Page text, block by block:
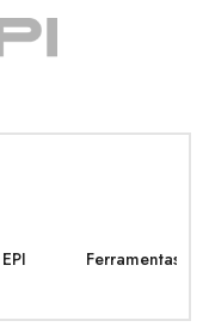
EPI Ferramentas